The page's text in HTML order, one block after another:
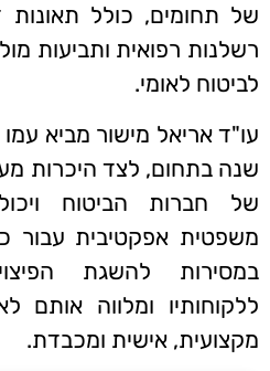
של תחומים, כולל תאונות
רשלנות רפואית ותביעות
לביטוח לאומי.
שנה בתחום, לצד היכרות
של חברות הביטוח
משפטית אפקטיבית עבור
במסירות להשגת
ללקוחותיו ומלווה אותם
מקצועית, אישית ומכבדת.